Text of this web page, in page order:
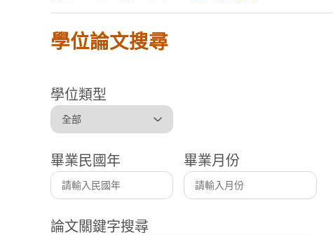
學位論文搜尋
學位類型
畢業民國年 畢業月份
論文關鍵字搜尋